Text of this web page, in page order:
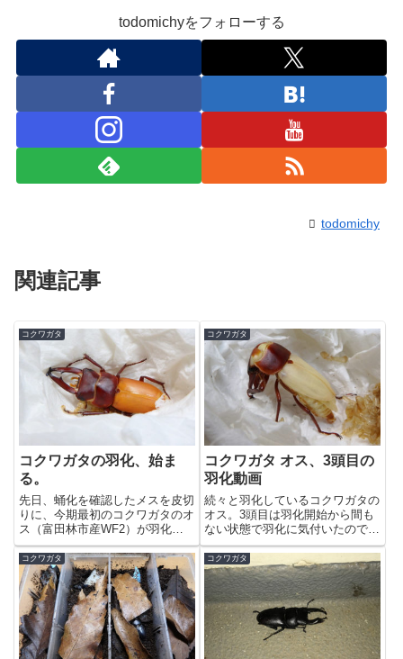
todomichyをフォローする
todomichy
関連記事
コクワガタ
コクワガタの羽化、始ま
る。
先日、蛹化を確認したメスを皮切
りに、今期最初のコクワガタのオ
ス（富田林市産WF2）が羽化し
た。昨日の段階で足も動いていた
ので今日あたりの感はあった。小
物だが完品なのは素直にウレシ
イ。人工蛹室はティッシュベース
のお手軽版でもやはりいい。マト
モ...
コクワガタ
コクワガタ オス、3頭目の
羽化動画
続々と羽化しているコクワガタの
オス。3頭目は羽化開始から間も
ない状態で羽化に気付いたので、
たまには動画も撮ってみた。久し
ぶりにPremiere Proで編集しよう
かと思ったのだが・・・インター
フェイスがだいぶ違ってる
（泣）。時間が掛かりそう...
コクワガタ コクワガタ